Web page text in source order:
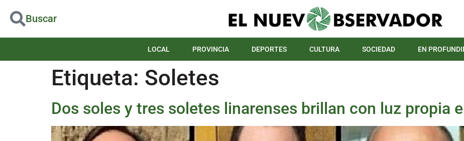
Buscar
LOCAL PROVINCIA DEPORTES CULTURA SOCIEDAD EN
Etiqueta: Soletes
Dos soles y tres soletes linarenses brillan con luz propia